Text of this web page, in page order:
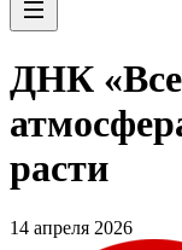
ДНК
расти
14 апреля 2026